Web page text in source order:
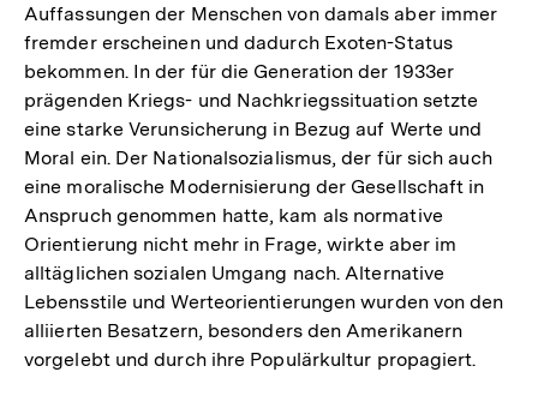
Auffassungen der Menschen von damals aber immer
fremder erscheinen und dadurch Exoten-Status
bekommen. In der für die Generation der 1933er
prägenden Kriegs- und Nachkriegssituation setzte
eine starke Verunsicherung in Bezug auf Werte und
Moral ein. Der Nationalsozialismus, der für sich auch
eine moralische Modernisierung der Gesellschaft in
Anspruch genommen hatte, kam als normative
Orientierung nicht mehr in Frage, wirkte aber im
alltäglichen sozialen Umgang nach. Alternative
Lebensstile und Werteorientierungen wurden von den
alliierten Besatzern, besonders den Amerikanern
vorgelebt und durch ihre Populärkultur propagiert.